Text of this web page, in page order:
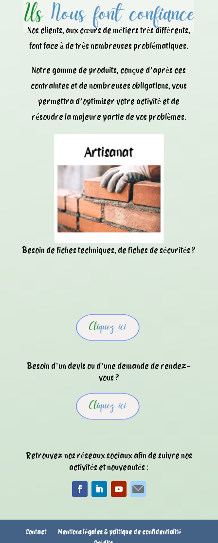
Nos clients, aux cœurs de métiers très différents,
font face à de très nombreuses problématiques.
Notre gamme de produits, conçue d’après ces
contraintes et de nombreuses obligations, vous
permettra d’optimiser votre activité et de
résoudre la majeure partie de vos problèmes.
Besoin de fiches techniques, de fiches de sécurités ?
Besoin d’un devis ou d’une demande de rendez-
vous ?
Retrouvez nos réseaux sociaux afin de suivre nos
activités et nouveautés :
Contact
Mentions légales & politique de confidentialité